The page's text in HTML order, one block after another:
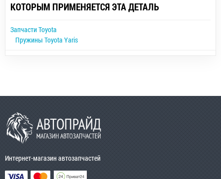
КОТОРЫМ ПРИМЕНЯЕТСЯ ЭТА ДЕТАЛЬ
Запчасти Toyota
Пружины Toyota Yaris
Интернет-магазин автозапчастей